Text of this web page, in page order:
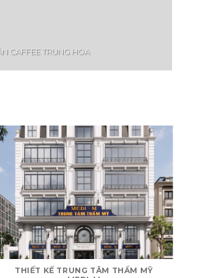
CAFFEE TRUNG HOA
THIẾT KẾ TRUNG TÂM THẨM MỸ